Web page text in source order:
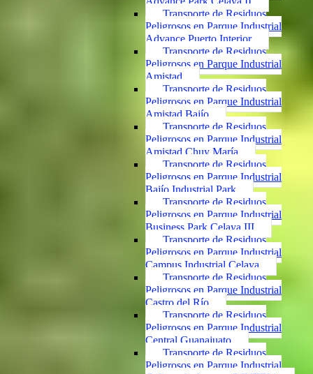
Transporte de Residuos
Peligrosos en Parque Industrial
Advance Puerto Interior
Transporte de Residuos
Peligrosos en Parque Industrial
Amistad
Transporte de Residuos
Peligrosos en Parque Industrial
Amistad Bajío
Transporte de Residuos
Peligrosos en Parque Industrial
Amistad Chuy María
Transporte de Residuos
Peligrosos en Parque Industrial
Bajío Industrial Park
Transporte de Residuos
Peligrosos en Parque Industrial
Business Park Celaya III
Transporte de Residuos
Peligrosos en Parque Industrial
Campus Industrial Celaya
Transporte de Residuos
Peligrosos en Parque Industrial
Castro del Río
Transporte de Residuos
Peligrosos en Parque Industrial
Central Guanajuato
Transporte de Residuos
Peligrosos en Parque Industrial